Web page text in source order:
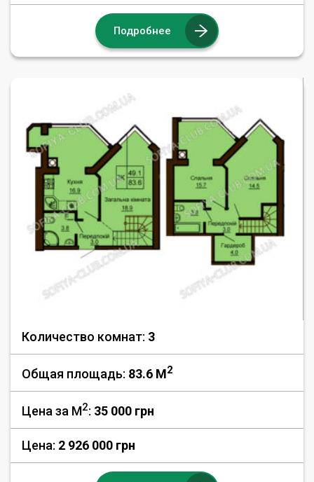
Подробнее
Количество комнат: 3
Общая площадь: 83.6 M2
Цена за М2: 35 000 грн
Цена: 2 926 000 грн